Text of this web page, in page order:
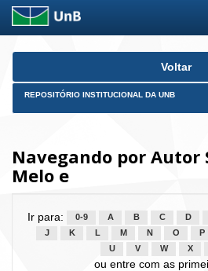
Skip
Voltar
REPOSITÓRIO INSTITUCIONAL DA UNB
Navegando por Autor
Melo e
Ir para: 0-9 A B C D
J
K L M N O P
U
V W X
ou entre com as